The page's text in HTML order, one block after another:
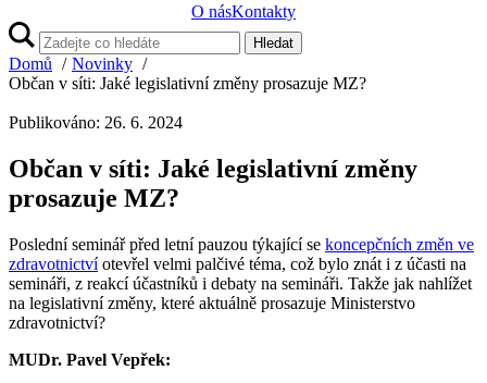
O násKontakty
Hledat
Domů
Novinky
Občan v síti: Jaké legislativní změny prosazuje MZ?
Publikováno: 26. 6. 2024
Občan v síti: Jaké legislativní změny
prosazuje MZ?
Poslední seminář před letní pauzou týkající se koncepčních změn ve
zdravotnictvíotevřel velmi palčivé téma, což bylo znát i z účasti na
semináři, z reakcí účastníků i debaty na semináři. Takže jak nahlížet
na legislativní změny, které aktuálně prosazuje Ministerstvo
zdravotnictví?
MUDr. Pavel Vepřek: